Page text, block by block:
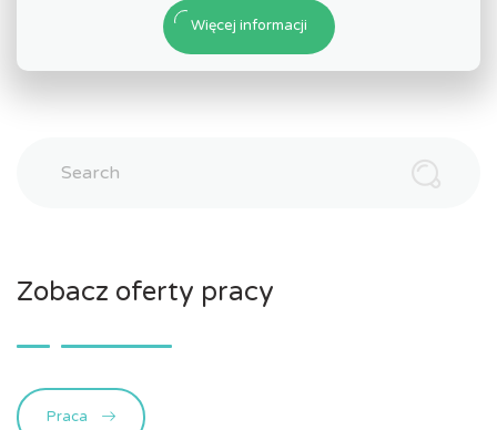
Więcej informacji
Zobacz oferty pracy
Praca